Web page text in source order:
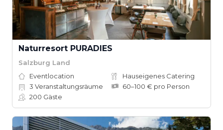
Naturresort PURADIES
Salzburg Land
Eventlocation
Hauseigenes Catering
3 Veranstaltungsräume
60–100 € pro Person
200 Gäste